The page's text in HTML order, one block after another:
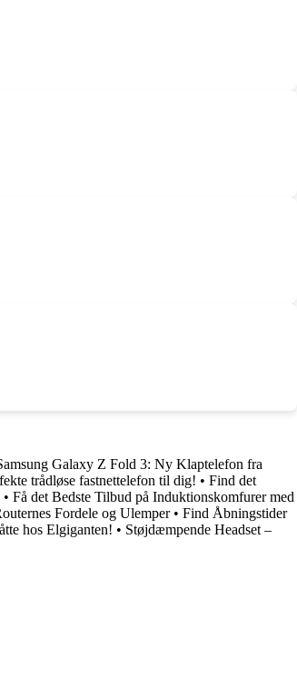
Galaxy Z Fold 3: Ny Klaptelefon fra
trådløse fastnettelefon til dig! • Find det
• Få det Bedste Tilbud på Induktionskomfurer med
Fordele og Ulemper• Find Åbningstider
hos Elgiganten! • Støjdæmpende Headset –